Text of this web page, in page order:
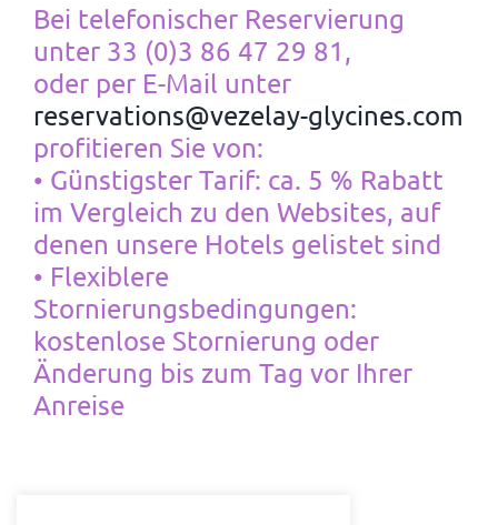
Bei telefonischer Reservierung
unter 33 (0)3 86 47 29 81,
oder per E-Mail unter
reservations@vezelay-glycines.com
profitieren Sie von:
• Günstigster Tarif: ca. 5 % Rabatt
im Vergleich zu den Websites, auf
denen unsere Hotels gelistet sind
• Flexiblere
Stornierungsbedingungen:
kostenlose Stornierung oder
Änderung bis zum Tag vor Ihrer
Anreise